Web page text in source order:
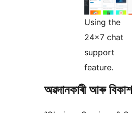
Using the
24×7 chat
support
feature.
অৱদানকাৰী আৰু